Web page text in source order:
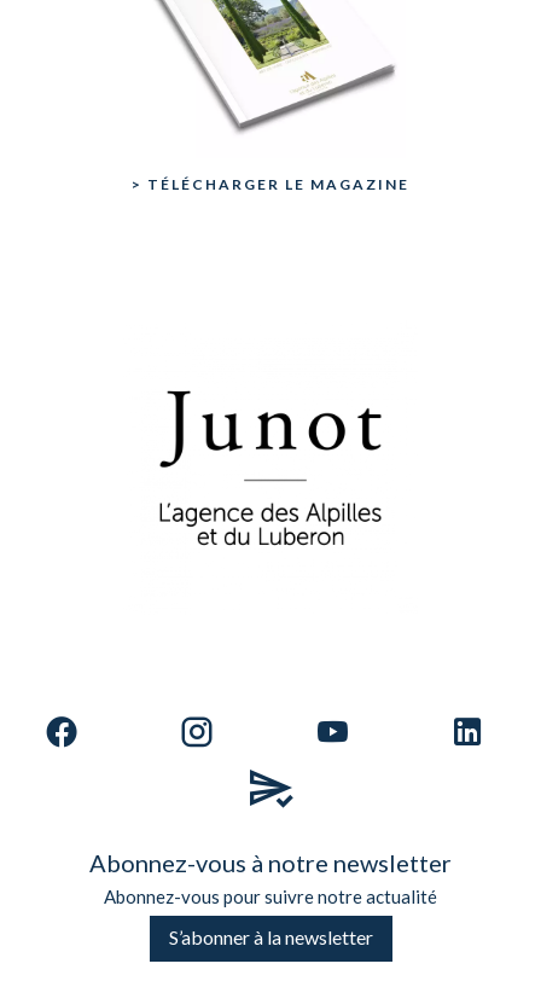
> TÉLÉCHARGER LE MAGAZINE
Abonnez-vous à notre newsletter
Abonnez-vous pour suivre notre actualité
S’abonner à la newsletter